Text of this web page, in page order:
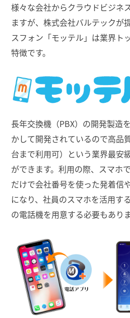
様々な会社からクラウドビジネ
ますが、株式会社バルテックが
スフォン「モッテル」は業界ト
特徴です。
長年交換機（PBX）の開発製造
かして開発されているので高品
台まで利用可）という業界最安
ができます。利用の際、スマホ
だけで会社番号を使った発着信
になり、社員のスマホを活用す
の電話機を用意する必要もあり